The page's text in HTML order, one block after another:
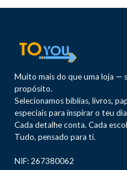
Muito mais do que uma loja —
propósito.
Selecionamos bíblias, livros,
especiais para inspirar o teu
Cada detalhe conta. Cada
Tudo, pensado para ti.
NIF: 267380062